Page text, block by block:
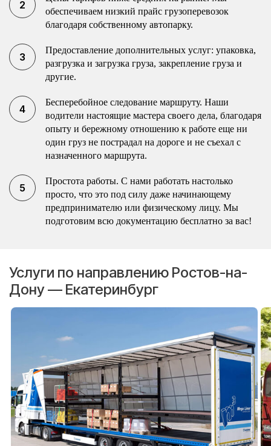
обеспечиваем низкий прайс грузоперевозок
благодаря собственному автопарку.
Предоставление дополнительных услуг: упаковка,
разгрузка и загрузка груза, закрепление груза и
другие.
Бесперебойное следование маршруту. Наши
водители настоящие мастера своего дела, благодаря
опыту и бережному отношению к работе еще ни
один груз не пострадал на дороге и не съехал с
назначенного маршрута.
Простота работы. С нами работать настолько
просто, что это под силу даже начинающему
предпринимателю или физическому лицу. Мы
подготовим всю документацию бесплатно за вас!
Услуги по направлению Ростов-на-
Дону — Екатеринбург